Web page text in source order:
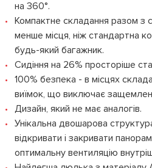
на 360°.
Компактне складання разом з
менше місця, ніж стандартна
будь-який багажник.
Сидіння на 26% просторіше
100% безпека - в місцях
виїмок, що виключає
Дизайн, який не має аналогів.
Унікальна двошарова
відкривати і закривати
оптимальну вентиляцію